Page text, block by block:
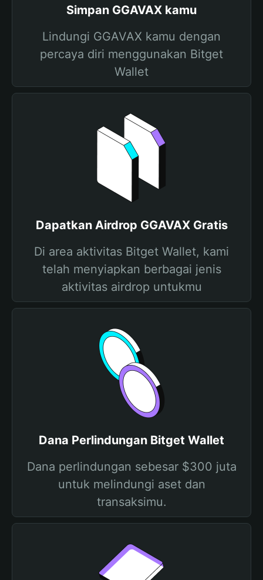
Simpan GGAVAX kamu
Lindungi GGAVAX kamu dengan
percaya diri menggunakan Bitget
Wallet
Dapatkan Airdrop GGAVAX Gratis
Di area aktivitas Bitget Wallet, kami
telah menyiapkan berbagai jenis
aktivitas airdrop untukmu
Dana Perlindungan Bitget Wallet
Dana perlindungan sebesar $300 juta
untuk melindungi aset dan
transaksimu.